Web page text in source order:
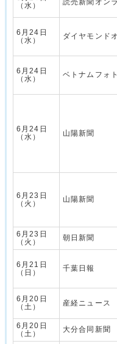
（水）
読売新聞オン
6月24日
（水）
ダイヤモンド
6月24日
（水）
ベトナムフォ
6月24日
（水）
山陽新聞
6月23日
（火）
山陽新聞
6月23日
（火）
朝日新聞
6月21日
（日）
千葉日報
6月20日
（土）
産経ニュース
6月20日
（土）
大分合同新聞